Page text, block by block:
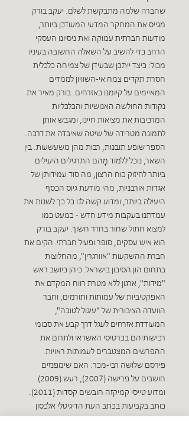
שחברה שלמה מתבקשת לשלם. יעקב בורק
מגייס את המחקר המדעי המעודכן ביותר,
מודעות חברתית עמוקה ואת ניסיונו העסקי
הרחב כדי להשיב על השאלה החשובה בעיניו
מכול: כיצד ייתכן שבעידן של צמיחה כלכלית
חסרת תקדים צמח אי-השוויון לממדים
המאיימים על קיומנו כאזרחים. בורק מאיר את
נקודות החולשה האנושיות והכלכליות
המרכיבות את מציאות חיינו, ומגבש אותן
לתמונה מטרידה של שיטה שאיבדה את דרכה.
הספר שופע תובנות, רבות מהן משעשעות. בין
השאר, נוכל ללמוד מָהם התרגילים היעילים
ביותר לחיזוק כוח הרצון, מה סוד עמידותן של
אגדות אורבניות, מהי מודעת גיוס הכסף
היעילה ביותר, ומדוע קשה לנו כל כך לשנות את
עמדתנו בעקבות מידע חדש - כמעט כמו
למצוא חתול שחור בחדר חשוך. יעקב בורק
הוא איש עסקים, סופר ופעיל חברתי. הקים את
חברת ההשקעות "אוורגרין", מהחלוצות
בתחום הון הסיכון בישראל. כיהן כיושב ראש
"מידות", ארגון ללא מטרת רווח המקדם את
האפקטיביות של עמותות ותורמים, וחבר
הוועדה הציבורית של "עיגול לטובה",
המעודדת אזרחים לעגל דרך קבע את סכומי
רכישותיהם בכרטיסי האשראי ולתרום את
ההפרשים המצטברים לעמותות ראויות.
פירסם שלושה רבי-מכר: האם שימפנזים
חושבים על פרישה (2007), רעש (2009)
ומדוע טייסי קמיקזה חובשים קסדות (2011).
כותב בקביעות בכתב העת הדיגיטלי אלכסון